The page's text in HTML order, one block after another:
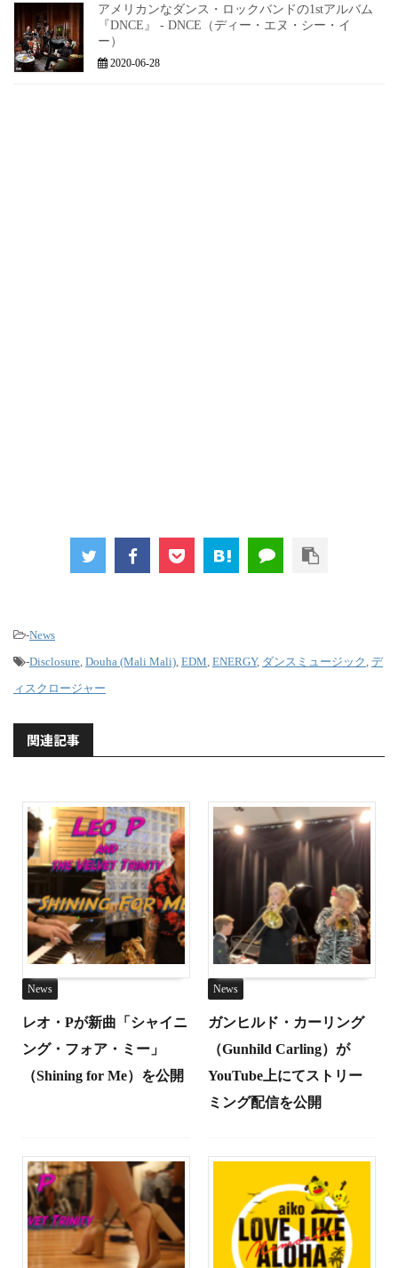
アメリカンなダンス・ロックバンドの1stアルバム
『DNCE』 - DNCE（ディー・エヌ・シー・イ
ー）
2020-06-28
-News
-Disclosure, Douha (Mali Mali), EDM, ENERGY, ダンスミュージック , デ
ィスクロージャー
関連記事
News
レオ・Pが新曲「シャイニ
ング・フォア・ミー」
（Shining for Me）を公開
News
ガンヒルド・カーリング
（Gunhild Carling）が
YouTube上にてストリー
ミング配信を公開